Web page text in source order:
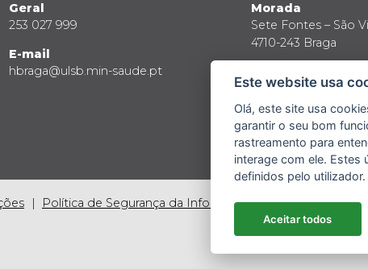
Geral
253 027 999
E-mail
hbraga@ulsb.min-saude.pt
Morada
Sete Fontes – São
4710-243 Braga
Latitude: 41º 34’ N
Longitude: 8º 24’ W
Política de Segurança da Informação
Este website usa
Olá, este site usa
garantir o seu bom
rastreamento para
interage com ele. Estes
definidos pelo utilizador.
Aceitar todos